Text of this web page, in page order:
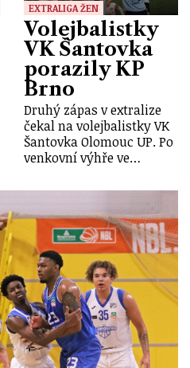
EXTRALIGA ŽEN
Volejbalistky
VK Šantovka
porazily KP
Brno
Druhý zápas v extralize
čekal na volejbalistky VK
Šantovka Olomouc UP. Po
venkovní výhře ve…